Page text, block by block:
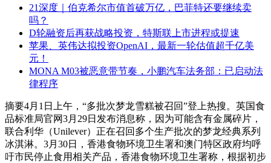
21深度｜伯克希尔市值首破万亿，巴菲特还要继续卖
吗？
D轮融资后再获战略投资，特斯联上市进程或提速
苹果、英伟达拟投资OpenAI，最新一轮估值超千亿美
元！
MONA M03被恶意带节奏，小鹏汽车法务部：已启动法
律程序
摘要4月1日上午，“多批次梦龙雪糕被召回”登上热搜。英国食
品标准局官网3月29日发布消息称，因为可能含有金属碎片，
联合利华（Unilever）正在召回多个生产批次的梦龙经典系列
冰淇淋。3月30日，香港食物环境卫生署和澳门特区政府均呼
吁市民停止食用相关产品，香港食物环境卫生署称，根据初步